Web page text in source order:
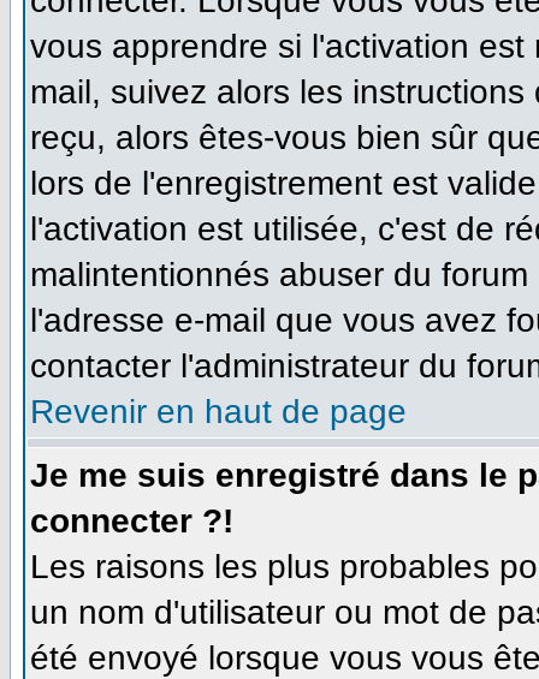
vous apprendre si l'activation
mail, suivez alors les
reçu, alors êtes-vous bien sûr
lors de l'enregistrement est
l'activation est utilisée, c'est de
malintentionnés abuser du
l'adresse e-mail que vous avez
contacter l'administrateur du
Revenir en haut de page
Je me suis enregistré dans le
connecter ?!
Les raisons les plus probables
un nom d'utilisateur ou mot de
été envoyé lorsque vous vous